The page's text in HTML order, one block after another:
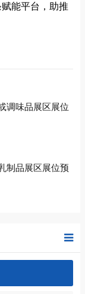
能平台，助推
调味品展区展位
制品展区展位预